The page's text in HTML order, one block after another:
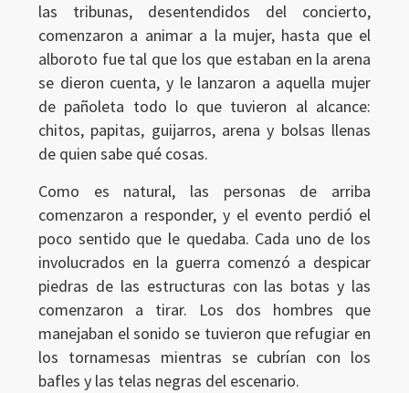
las tribunas, desentendidos del concierto,
comenzaron a animar a la mujer, hasta que el
alboroto fue tal que los que estaban en la arena
se dieron cuenta, y le lanzaron a aquella mujer
de pañoleta todo lo que tuvieron al alcance:
chitos, papitas, guijarros, arena y bolsas llenas
de quien sabe qué cosas.
Como es natural, las personas de arriba
comenzaron a responder, y el evento perdió el
poco sentido que le quedaba. Cada uno de los
involucrados en la guerra comenzó a despicar
piedras de las estructuras con las botas y las
comenzaron a tirar. Los dos hombres que
manejaban el sonido se tuvieron que refugiar en
los tornamesas mientras se cubrían con los
bafles y las telas negras del escenario.